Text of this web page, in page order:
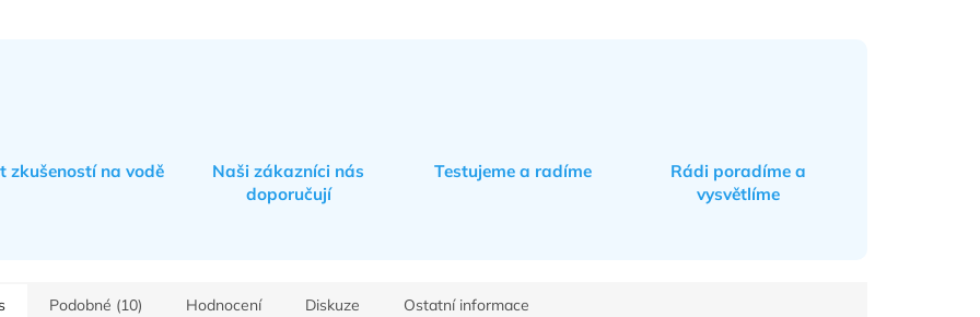
zkušeností na vodě
Naši zákazníci nás
doporučují
Testujeme a radíme
Rádi poradíme a
vysvětlíme
Podobné (10) Hodnocení Diskuze Ostatní informace